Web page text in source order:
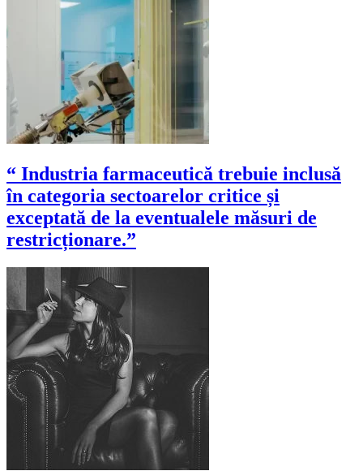
“ Industria farmaceutică trebuie inclusă
în categoria sectoarelor critice și
exceptată de la eventualele măsuri de
restricționare.”